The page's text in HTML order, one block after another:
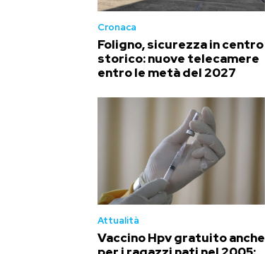
Cronaca
Foligno, sicurezza in centro
storico: nuove telecamere
entro le metà del 2027
Attualità
Vaccino Hpv gratuito anche